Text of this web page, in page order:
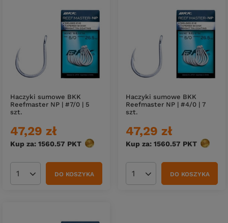
Haczyki sumowe BKK
Reefmaster NP | #7/0 | 5
szt.
47,29 zł
Kup za: 1560.57 PKT punktów
Ilość produktówDO KOSZYKA
Haczyki sumowe BKK
Reefmaster NP | #4/0 | 7
szt.
47,29 zł
Kup za: 1560.57 PKT
Ilość produktówDO KOSZYKA